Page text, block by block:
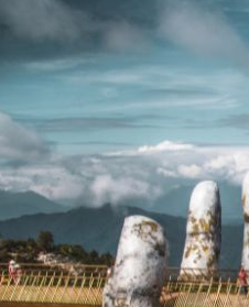
Orte zum Entdecken,
nicht verpassen sollte,
die man genießen
fangen wir an!
in 3 Tagen
im Herzen von